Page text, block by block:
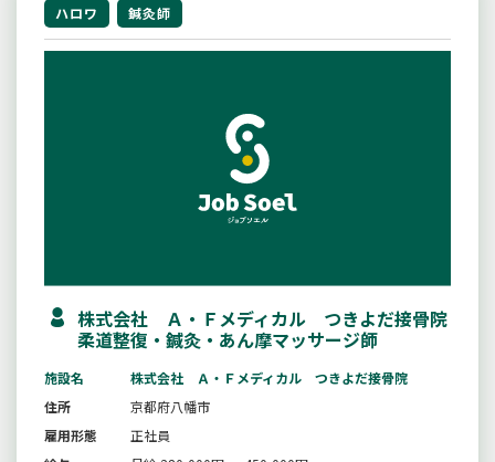
ハロワ 鍼灸師
株式会社 Ａ・Ｆメディカル つきよだ接骨院
柔道整復・鍼灸・あん摩マッサージ師
施設名
株式会社 Ａ・Ｆメディカル つきよだ接骨院
住所
京都府八幡市
雇用形態
正社員